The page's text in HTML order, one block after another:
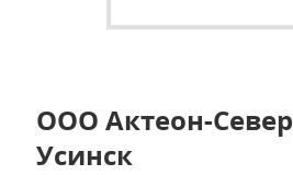
ООО Актеон-
Усинск